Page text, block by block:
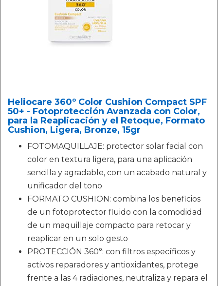
Heliocare 360º Color Cushion Compact SPF
50+ - Fotoprotección Avanzada con Color,
para la Reaplicación y el Retoque, Formato
Cushion, Ligera, Bronze, 15gr
FOTOMAQUILLAJE: protector solar facial con
color en textura ligera, para una aplicación
sencilla y agradable, con un acabado natural y
unificador del tono
FORMATO CUSHION: combina los beneficios
de un fotoprotector fluido con la comodidad
de un maquillaje compacto para retocar y
reaplicar en un solo gesto
PROTECCIÓN 360°: con filtros específicos y
activos reparadores y antioxidantes, protege
frente a las 4 radiaciones, neutraliza y repara el